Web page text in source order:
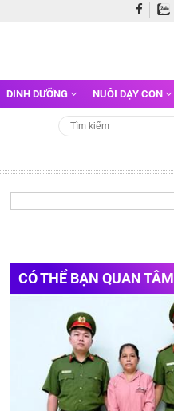
DINH DƯỠNG NUÔI DẠY CON
CÓ THỂ BẠN QUAN TÂM